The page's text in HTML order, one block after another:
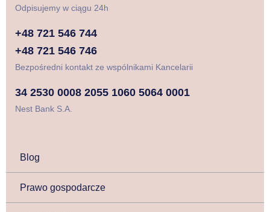
Blog
Prawo gospodarcze
Odpisujemy w ciągu 24h
+48 721 546 744
+48 721 546 746
Bezpośredni kontakt ze wspólnikami Kancelarii
34 2530 0008 2055 1060 5064 0001
Nest Bank S.A.